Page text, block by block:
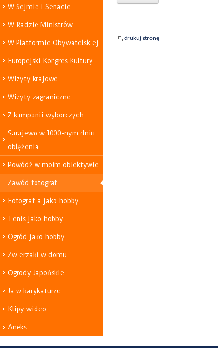
W Sejmie i Senacie
W Radzie Ministrów
W Platformie Obywatelskiej
Europejski Kongres Kultury
Wizyty krajowe
Wizyty zagraniczne
Z kampanii wyborczych
Sarajewo w 1000-nym dniu
oblężenia
Powódź w moim obiektywie
Zawód fotograf
Fotografia jako hobby
Tenis jako hobby
Ogród jako hobby
Zwierzaki w domu
Ogrody Japońskie
Ja w karykaturze
Klipy wideo
Aneks
drukuj stronę